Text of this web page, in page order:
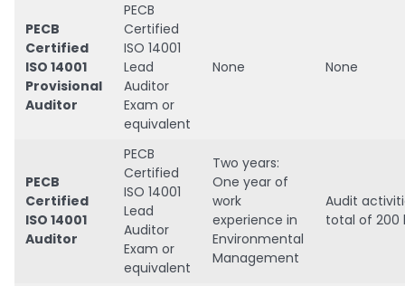
PECB
Certified
ISO 14001
Provisional
Auditor
PECB
Certified
ISO 14001
Lead
Auditor
Exam or
equivalent
None None
PECB
Certified
ISO 14001
Auditor
PECB
Certified
ISO 14001
Lead
Auditor
Exam or
equivalent
Two years:
One year of
work
experience in
Environmental
Management
Audit
total of 200